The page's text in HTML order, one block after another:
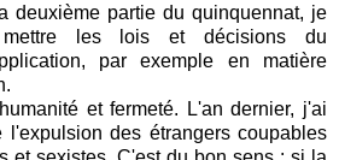
deuxième partie du quinquennat, je
mettre les lois et décisions du
par exemple en matière
et fermeté. L'an dernier, j'ai
l'expulsion des étrangers coupables